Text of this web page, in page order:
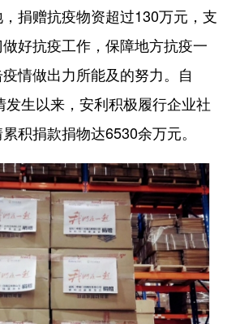
捐赠抗疫物资超过130万元，支
好抗疫工作，保障地方抗疫一
情做出力所能及的努力。自
生以来，安利积极履行企业社
积捐款捐物达6530余万元。